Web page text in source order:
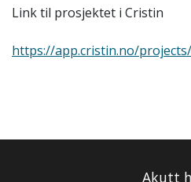
Link til prosjektet i Cristin
https://app.cristin.no/
Akutt